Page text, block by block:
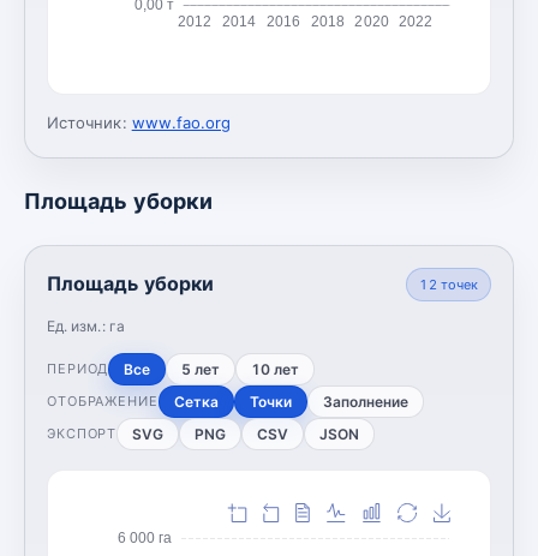
0,00 т
2012 2014 2016 2018 2020 2022
Источник: www.fao.org
Площадь уборки
Площадь уборки
Ед. изм.: га
12 точек
ПЕРИОД Все 5 лет 10 лет
ОТОБРАЖЕНИЕ Сетка Точки Заполнение
ЭКСПОРТ SVG PNG CSV JSON
6 000 га